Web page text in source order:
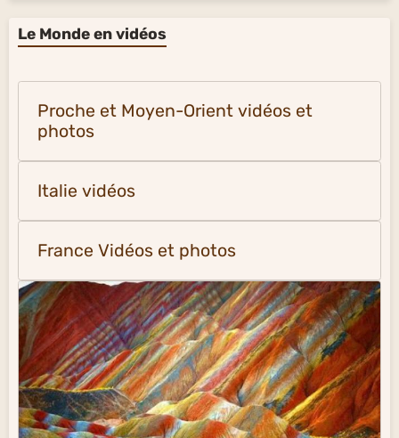
Le Monde en vidéos
Proche et Moyen-Orient vidéos et
photos
Italie vidéos
France Vidéos et photos